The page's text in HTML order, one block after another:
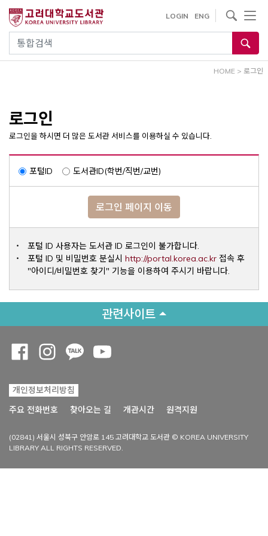
건
통합검색
LOGIN ENG
사이트내 검색
HOME > 로그인
로그인
로그인을 하시면 더 많은 도서관 서비스를 이용하실 수 있습니다.
포털ID 도서관ID(학번/직번/교번)
로그인 페이지 이동
포털 ID 사용자는 도서관 ID 로그인이 불가합니다.
포털 ID 및 비밀번호 분실시 http://portal.korea.ac.krOpens a
접속 후
"아이디/비밀번호 찾기" 기능을 이용하여 주시기 바랍니다.
관련사이트
개인정보처리방침
주요 전화번호
찾아오는 길 개관시간 원격지원
(02841) 서울시 성북구 안암로 145 고려대학교 도서관 © KOREA UNIVERSITY
LIBRARY ALL RIGHTS RESERVED.
Opens a new window
Opens a new window
Opens a new window